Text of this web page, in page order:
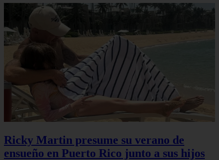
Ricky Martin presume su verano de
ensueño en Puerto Rico junto a sus hijos